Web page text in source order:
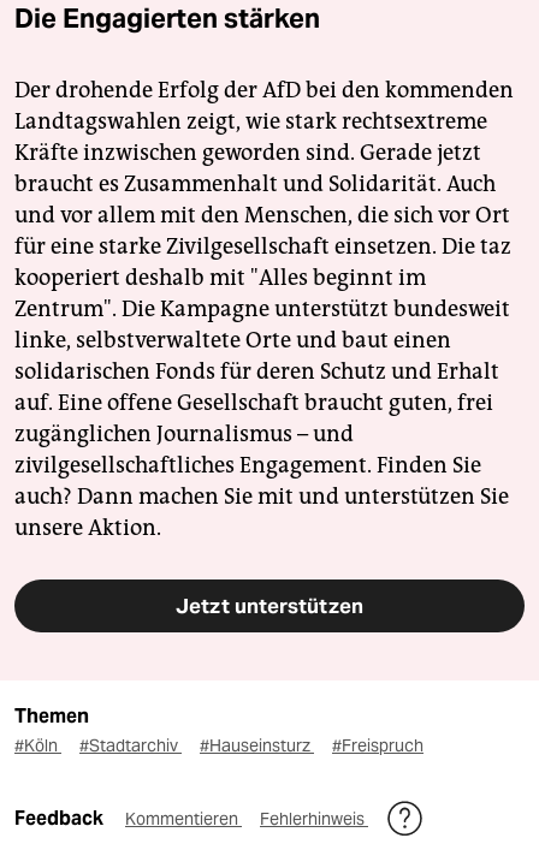
Die Engagierten stärken
Der drohende Erfolg der AfD bei den kommenden
Landtagswahlen zeigt, wie stark rechtsextreme
Kräfte inzwischen geworden sind. Gerade jetzt
braucht es Zusammenhalt und Solidarität. Auch
und vor allem mit den Menschen, die sich vor Ort
für eine starke Zivilgesellschaft einsetzen. Die taz
kooperiert deshalb mit "Alles beginnt im
Zentrum". Die Kampagne unterstützt bundesweit
linke, selbstverwaltete Orte und baut einen
solidarischen Fonds für deren Schutz und Erhalt
auf. Eine offene Gesellschaft braucht guten, frei
zugänglichen Journalismus – und
zivilgesellschaftliches Engagement. Finden Sie
auch? Dann machen Sie mit und unterstützen Sie
unsere Aktion.
Jetzt unterstützen
Themen
#Köln #Stadtarchiv #Hauseinsturz #Freispruch
Feedback Kommentieren Fehlerhinweis